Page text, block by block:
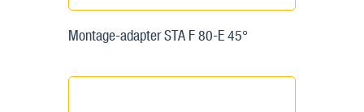
Montage-adapter STA F 80-E 45°